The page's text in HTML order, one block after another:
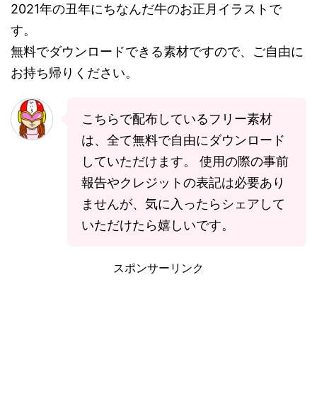
2021年の丑年にちなんだ牛のお正月イラストで
す。
無料でダウンロードできる素材ですので、ご自由に
お持ち帰りください。
こちらで配布しているフリー素材
は、全て無料で自由にダウンロード
していただけます。 使用の際の事前
報告やクレジットの表記は必要あり
ませんが、気に入ったらシェアして
いただけたら嬉しいです。
スポンサーリンク